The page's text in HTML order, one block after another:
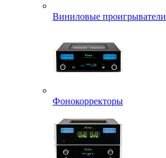
Виниловые проигрыватели
Фонокорректоры